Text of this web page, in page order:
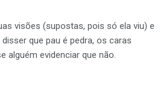
visões (supostas, pois só ela viu) e
que pau é pedra, os caras
alguém evidenciar que não.